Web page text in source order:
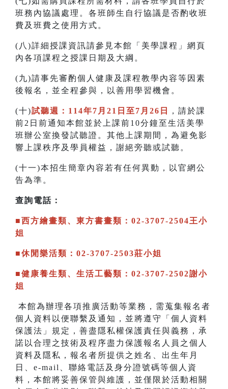
班務內協議處理。各班師生自行協議是否酌收班
費及班費之使用方式。
(八)詳細授課資訊請參見本館「美學課程」網頁
內各項課程之授課日期及大綱。
(九)請事先審酌個人健康及課程教學內容等因素
後報名，並全程參與，以善用學習機會。
(十)試聽週：114年7月21日至7月26日
，請於課
前2日前通知本館並於上課前10分鐘至生活美學
班辦公室換發試聽證。其他上課期間，為避免影
響上課秩序及學員權益，謝絕旁聽或試聽。
(十一)本招生簡章內容若有任何異動，以官網公
告為準。
查詢電話：
■西方繪畫類、東方書畫類：02-3707-2504王小
姐
■休閒樂活類：02-3707-2503莊小姐
■健康養生類、生活工藝類：02-3707-2502謝小
姐
本館為辦理各項推廣活動等業務，需蒐集報名者
個人資料以便聯繫及通知，並將遵守「個人資料
保護法」規定，善盡隱私權保護責任與義務，承
諾以合理之技術及程序盡力保護報名人員之個人
資料及隱私，報名者所提供之姓名、出生年月
日、e-mail、聯絡電話及身分證號碼等個人資
料，本館將妥善保管與維護，並僅限於活動相關